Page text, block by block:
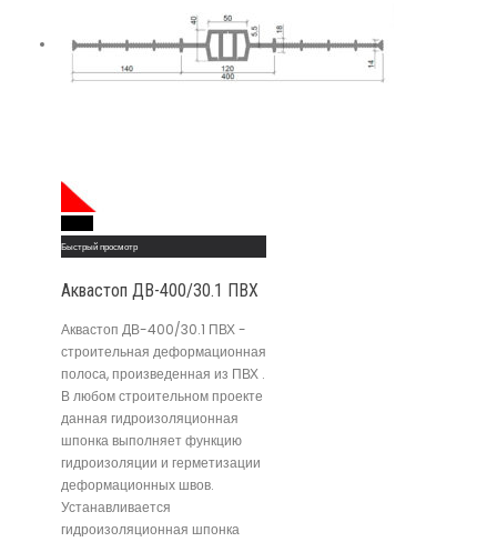
Быстрый просмотр
Аквастоп ДВ-400/30.1 ПВХ
Аквастоп ДВ-400/30.1 ПВХ -
строительная деформационная
полоса, произведенная из ПВХ .
В любом строительном проекте
данная гидроизоляционная
шпонка выполняет функцию
гидроизоляции и герметизации
деформационных швов.
Устанавливается
гидроизоляционная шпонка